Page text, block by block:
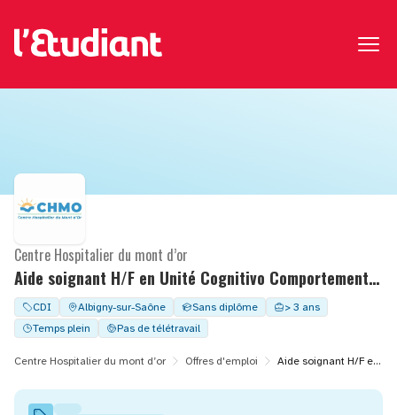
Aide soignant H/F en Unité Cognitivo Comportementale
Centre Hospitalier du mont d’or
CDI Albigny-sur-Saône Sans diplôme
> 3 ans
Temps plein
Pas de télétravail
Centre Hospitalier du mont d’or Offres d'emploi Aide soignant H/F en Unité Cognitivo Comportementale